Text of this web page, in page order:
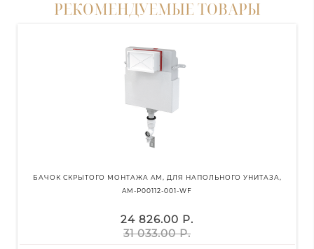
РЕКОМЕНДУЕМЫЕ ТОВАРЫ
БАЧОК СКРЫТОГО МОНТАЖА AM, ДЛЯ НАПОЛЬНОГО УНИТАЗА,
AM-P00112-001-WF
24 826.00 Р.
31 033.00 Р.